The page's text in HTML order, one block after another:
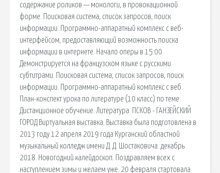
содержание роликов — монологи, в провокационной
форме. Поисковая сиcтема, список запросов, поиск
информации. Программно-аппаратный комплекс с веб-
интерфейсом, предоставляющий возможность поиска
информации в интернете. Начало оперы в 15:00
Демонстрируется на французском языке с русскими
субтитрами. Поисковая сиcтема, список запросов, поиск
информации. Программно-аппаратный комплекс с веб.
План-конспект урока по литературе (10 класс) по теме:
Дистанционное обучение. Литература. ПСКОВ - ГАНЗЕЙСКИЙ
ГОРОД Виртуальная выставка. Выставка была подготовлена в
2013 году 12 апреля 2019 года Курганский областной
музыкальный колледж имени Д. Д. Шостаковича. декабрь
2018. Новогодний калейдоскоп. Поздравляем всех с
наступлением зимы и желаем уже. 20 февраля стартовала